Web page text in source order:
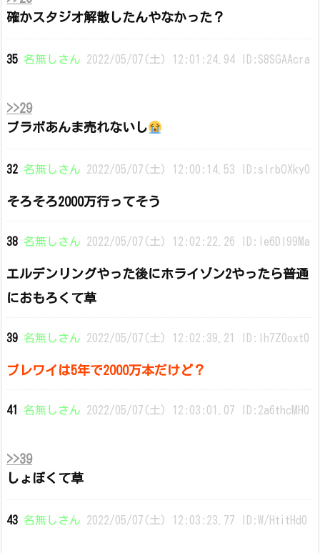
確かスタジオ解散したんやなかった？
35 名無しさん 2022/05/07(土) 12:01:24.94 ID:S8SGAAcra
>>29
ブラボあんま売れないし
32 名無しさん 2022/05/07(土) 12:00:14.53 ID:slrbOXky0
そろそろ2000万行ってそう
38 名無しさん 2022/05/07(土) 12:02:22.26 ID:le6DI99Ma
エルデンリングやった後にホライゾン2やったら普通
におもろくて草
39 名無しさん 2022/05/07(土) 12:02:39.21 ID:lh7Z0oxt0
ブレワイは5年で2000万本だけど？
41 名無しさん 2022/05/07(土) 12:03:01.07 ID:2a6thcMH0
>>39
しょぼくて草
43 名無しさん 2022/05/07(土) 12:03:23.77 ID:W/HtitHd0